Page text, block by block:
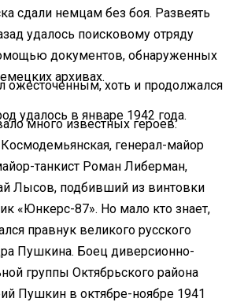
сдали немцам без боя. Развеять
удалось поисковому отряду
документов, обнаруженных
архивах.
ожесточенным, хоть и продолжался
удалось в январе 1942 года.
много известных героев:
Космодемьянская, генерал-майор
танкист Роман Либерман,
Лысов, подбивший из винтовки
«Юнкерс-87». Но мало кто знает,
правнук великого русского
Пушкина. Боец диверсионно-
группы Октябрьского района
Пушкин в октябре-ноябре 1941